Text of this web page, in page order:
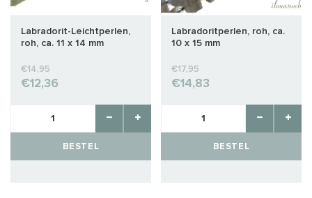
Labradorit-Leichtperlen,
roh, ca. 11 x 14 mm
€14,95
€12,36
BESTEL
Labradoritperlen, roh, ca.
10 x 15 mm
€17,95
€14,83
BESTEL